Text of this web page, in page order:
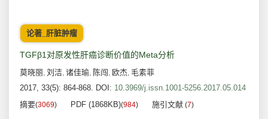
论著_肝脏肿瘤
TGFβ1对原发性肝癌诊断价值的Meta分析
莫晓丽, 刘洁, 诸佳瑜, 陈闯 , 欧杰, 毛素菲
2017, 33(5): 864-868. DOI: 10.3969/j.issn.1001-5256.2017.05.014
摘要(3069) PDF (1868KB)(984) 施引文献 (7)